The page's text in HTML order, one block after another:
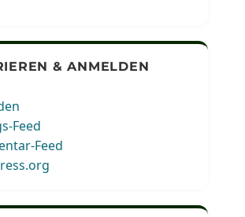
& ANMELDEN
Feed
Feed